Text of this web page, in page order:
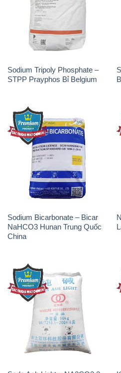
Soda Ash Light – NA2CO3 2
Vòng Tròn Hubei Shuanghuan
Trung Quốc China
THÔNG TIN
Giới thiệu
Sản phẩm
Chính sách và quy định
Tin tức